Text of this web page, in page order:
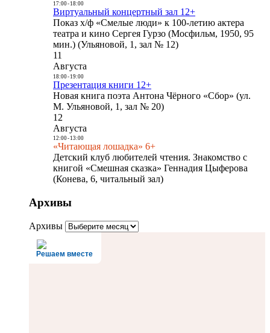
17:00- 18:00
Виртуальный концертный зал 12+
Показ х/ф «Смелые люди» к 100-летию актера
театра и кино Сергея Гурзо (Мосфильм, 1950, 95
мин.) (Ульяновой, 1, зал № 12)
11
Августа
18:00- 19:00
Презентация книги 12+
Новая книга поэта Антона Чёрного «Сбор» (ул.
М. Ульяновой, 1, зал № 20)
12
Августа
12:00- 13:00
«Читающая лошадка» 6+
Детский клуб любителей чтения. Знакомство с
книгой «Смешная сказка» Геннадия Цыферова
(Конева, 6, читальный зал)
Архивы
Архивы
Решаем вместе